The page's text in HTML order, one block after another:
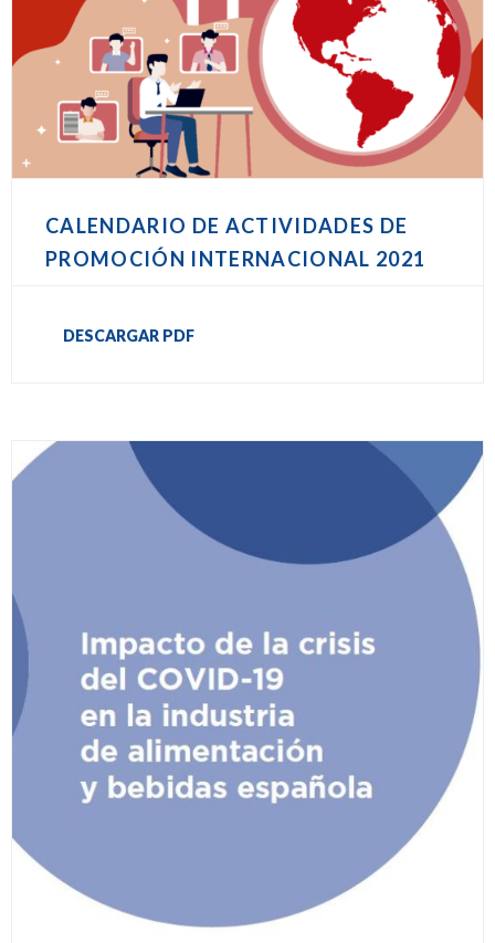
CALENDARIO DE ACTIVIDADES DE
PROMOCIÓN INTERNACIONAL 2021
DESCARGAR PDF